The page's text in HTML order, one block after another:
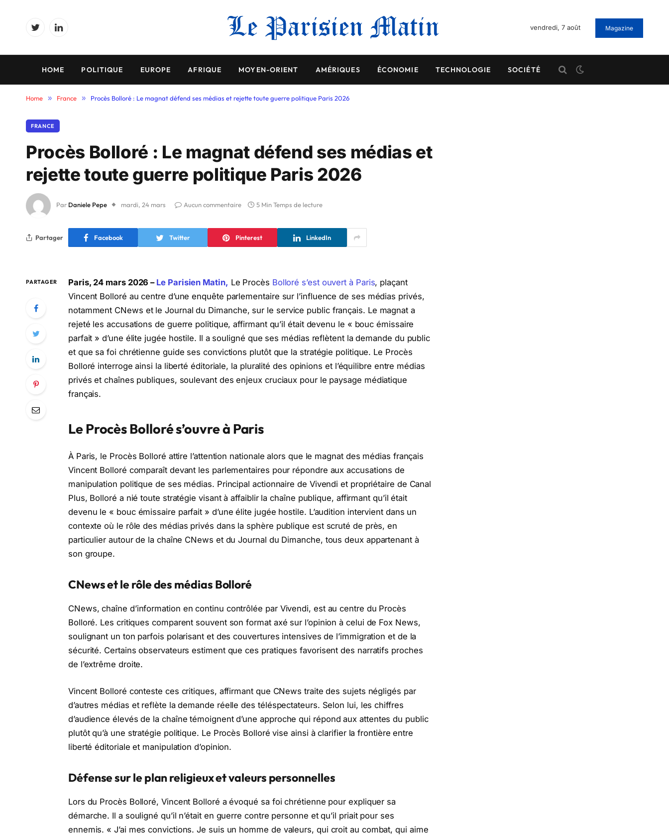
TwitterLinkedIn
vendredi, 7 août Magazine
HOME POLITIQUE EUROPE AFRIQUE MOYEN-ORIENT AMÉRIQUES ÉCONOMIE TECHNOLOGIE SOCIÉTÉ
Home » France » Procès Bolloré : Le magnat défend ses médias et rejette toute guerre politique Paris 2026
FRANCE
Procès Bolloré : Le magnat défend ses médias et
rejette toute guerre politique Paris 2026
Par Daniele Pepe mardi, 24 mars Aucun commentaire 5 Min Temps de lecture
Partager Facebook Twitter Pinterest LinkedIn
PARTAGER Paris, 24 mars 2026 – Le Parisien Matin, Le Procès Bolloré s’est ouvert à Paris, plaçant
Vincent Bolloré au centre d’une enquête parlementaire sur l’influence de ses médias privés,
notamment CNews et le Journal du Dimanche, sur le service public français. Le magnat a
rejeté les accusations de guerre politique, affirmant qu’il était devenu le « bouc émissaire
parfait » d’une élite jugée hostile. Il a souligné que ses médias reflètent la demande du public
et que sa foi chrétienne guide ses convictions plutôt que la stratégie politique. Le Procès
Bolloré interroge ainsi la liberté éditoriale, la pluralité des opinions et l’équilibre entre médias
privés et chaînes publiques, soulevant des enjeux cruciaux pour le paysage médiatique
français.
Le Procès Bolloré s’ouvre à Paris
À Paris, le Procès Bolloré attire l’attention nationale alors que le magnat des médias français
Vincent Bolloré comparaît devant les parlementaires pour répondre aux accusations de
manipulation politique de ses médias. Principal actionnaire de Vivendi et propriétaire de Canal
Plus, Bolloré a nié toute stratégie visant à affaiblir la chaîne publique, affirmant qu’il était
devenu le « bouc émissaire parfait » d’une élite jugée hostile. L’audition intervient dans un
contexte où le rôle des médias privés dans la sphère publique est scruté de près, en
particulier autour de la chaîne CNews et du Journal du Dimanche, tous deux appartenant à
son groupe.
CNews et le rôle des médias Bolloré
CNews, chaîne d’information en continu contrôlée par Vivendi, est au centre du Procès
Bolloré. Les critiques comparent souvent son format axé sur l’opinion à celui de Fox News,
soulignant un ton parfois polarisant et des couvertures intensives de l’immigration et de la
sécurité. Certains observateurs estiment que ces pratiques favorisent des narratifs proches
de l’extrême droite.
Vincent Bolloré conteste ces critiques, affirmant que CNews traite des sujets négligés par
d’autres médias et reflète la demande réelle des téléspectateurs. Selon lui, les chiffres
d’audience élevés de la chaîne témoignent d’une approche qui répond aux attentes du public
plutôt qu’à une stratégie politique. Le Procès Bolloré vise ainsi à clarifier la frontière entre
liberté éditoriale et manipulation d’opinion.
Défense sur le plan religieux et valeurs personnelles
Lors du Procès Bolloré, Vincent Bolloré a évoqué sa foi chrétienne pour expliquer sa
démarche. Il a souligné qu’il n’était en guerre contre personne et qu’il priait pour ses
ennemis. « J’ai mes convictions. Je suis un homme de valeurs, qui croit au combat, qui aime